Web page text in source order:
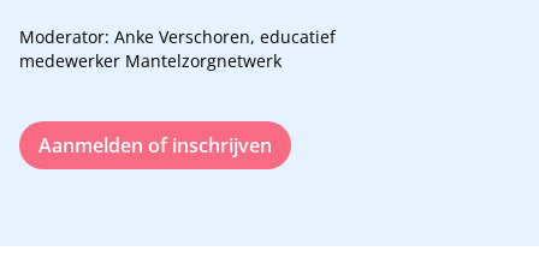
Moderator: Anke Verschoren, educatief
medewerker Mantelzorgnetwerk
Aanmelden of inschrijven